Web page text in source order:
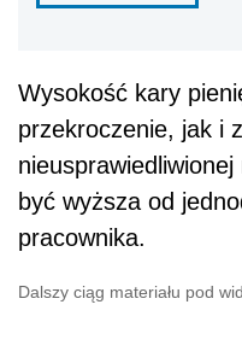
Wysokość kary
przekroczenie, jak i
być wyższa od
pracownika.
Dalszy ciąg materiału pod